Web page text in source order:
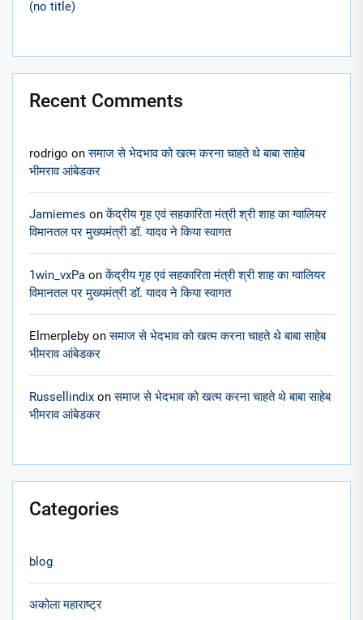
(no title)
Recent Comments
rodrigo onसमाज से भेदभाव को खत्म करना चाहते थे बाबा साहेब
भीमराव आंबेडकर
Jamiemes onकेंद्रीय गृह एवं सहकारिता मंत्री श्री शाह का ग्वालियर
विमानतल पर मुख्यमंत्री डॉ. यादव ने किया स्वागत
1win_vxPa onकेंद्रीय गृह एवं सहकारिता मंत्री श्री शाह का ग्वालियर
विमानतल पर मुख्यमंत्री डॉ. यादव ने किया स्वागत
Elmerpleby onसमाज से भेदभाव को खत्म करना चाहते थे बाबा साहेब
भीमराव आंबेडकर
Russellindix onसमाज से भेदभाव को खत्म करना चाहते थे बाबा साहेब
भीमराव आंबेडकर
Categories
blog
अकोला महाराष्ट्र